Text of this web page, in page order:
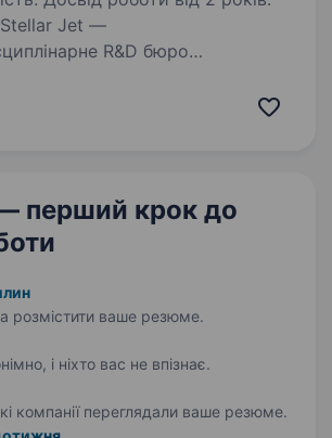
R&D бюро
свою ефективність, і
перший крок до
розмістити ваше резюме.
і ніхто вас не впізнає.
компанії переглядали ваше резюме.